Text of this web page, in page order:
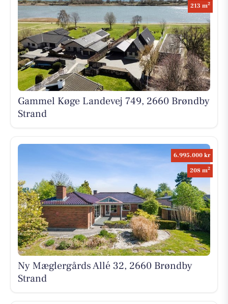
213 m2
Gammel Køge Landevej 749, 2660 Brøndby
Strand
6.995.000 kr
208 m2
Ny Mæglergårds Allé 32, 2660 Brøndby
Strand